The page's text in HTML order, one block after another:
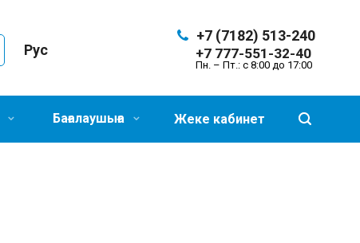
Рус
+7 (7182) 513-240
+7 777-551-32-40
Пн. – Пт.: с 8:00 до 17:00
Жеке кабинет
Бағалаушыға